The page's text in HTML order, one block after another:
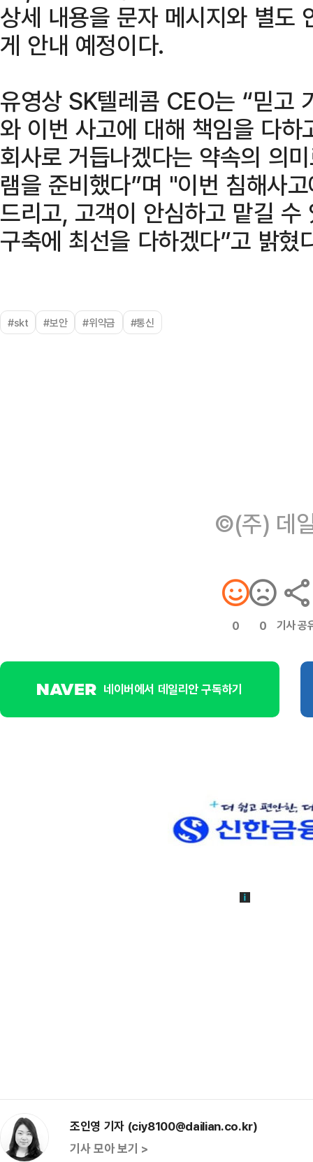
상세 내용을 문자 메시지와 별도
게 안내 예정이다.
유영상 SK텔레콤 CEO는 “믿고
와 이번 사고에 대해 책임을 다
회사로 거듭나겠다는 약속의 의
램을 준비했다”며 "이번 침해사
드리고, 고객이 안심하고 맡길
구축에 최선을 다하겠다”고 밝혔
#skt #보안 #위약금 #통신
©(주) 데
0 0 기사 공
네이버에서 데일리안 구독하기
조인영 기자 (ciy8100@dailian.co.kr)
기사 모아 보기 >